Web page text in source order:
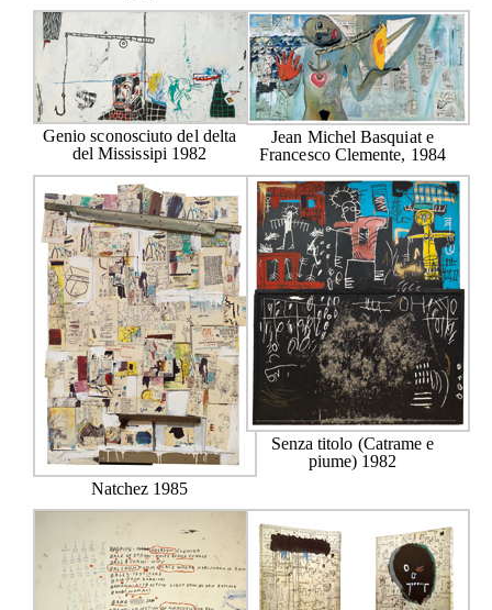
Genio sconosciuto del delta
del Mississipi 1982
Jean Michel Basquiat e
Francesco Clemente, 1984
Natchez 1985
Senza titolo (Catrame e
piume) 1982